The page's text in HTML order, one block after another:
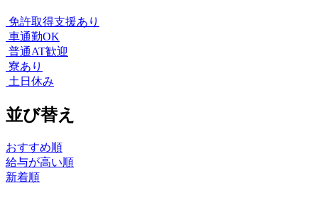
免許取得支援あり
車通勤OK
普通AT歓迎
寮あり
土日休み
並び替え
おすすめ順
給与が高い順
新着順